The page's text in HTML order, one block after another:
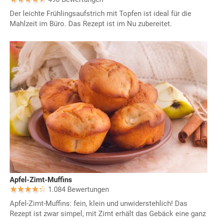
Der leichte Frühlingsaufstrich mit Topfen ist ideal für die
Mahlzeit im Büro. Das Rezept ist im Nu zubereitet.
Apfel-Zimt-Muffins
1.084 Bewertungen
Apfel-Zimt-Muffins: fein, klein und unwiderstehlich! Das
Rezept ist zwar simpel, mit Zimt erhält das Gebäck eine ganz